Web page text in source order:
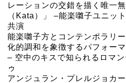
レーションの交錯を描く唯一
（Kata）」 –能楽囃子ユニッ
共演
能楽囃子方とコンテンポラリ
化的調和を象徴するパフォー
– 空中のキスで知られるロマ
ゥ
アンジュラン・プレルジョカ